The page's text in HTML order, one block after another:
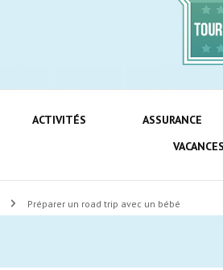
Tourisme et
ACTIVITÉS ASSURANCE
Préparer un road trip avec un bébé